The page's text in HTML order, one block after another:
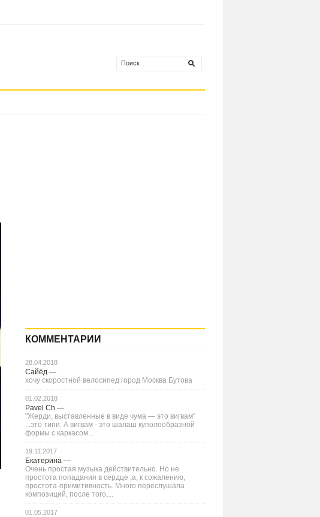
КОММЕНТАРИИ
28.04.2018
Сайёд —
хочу скоростной велосипед город Москва Бутова
01.02.2018
Pavel Ch —
"Жерди, выставленные в виде чума — это вигвам"
...это типи. А вигвам - это шалаш куполообразной
формы с каркасом...
19.11.2017
Екатерина —
Очень простая музыка действительно. Но не
простота попадания в сердце ,а, к сожалению,
простота-примитивность. Много переслушала
композиций, после того,...
01.05.2017